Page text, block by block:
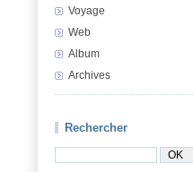
Voyage
Web
Album
Archives
Rechercher